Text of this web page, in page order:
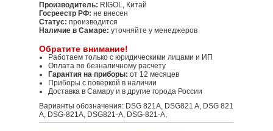
Производитель: RIGOL, Китай
Госреестр РФ: не внесен
Статус: производится
Наличие в Самаре: уточняйте у менеджеров
Обратите внимание!
Работаем только с юридическими лицами и ИП
Оплата по безналичному расчету
Гарантия на приборы: от 12 месяцев
Приборы с поверкой в наличии
Доставка в Самару и в другие города России
Варианты обозначения: DSG 821A, DSG821 A, DSG 821
A, DSG-821A, DSG821-A, DSG-821-A,